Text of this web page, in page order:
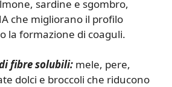
sardine e sgombro,
che migliorano il profilo
la formazione di coaguli.
fibre solubili: mele, pere,
dolci e broccoli che riducono